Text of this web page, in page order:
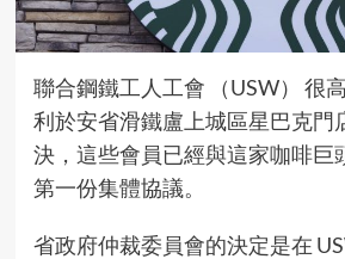
聯合鋼鐵工人工會 （USW） 很
利於安省滑鐵盧上城區星巴克門
決，這些會員已經與這家咖啡巨
第一份集體協議。
省政府仲裁委員會的決定是在